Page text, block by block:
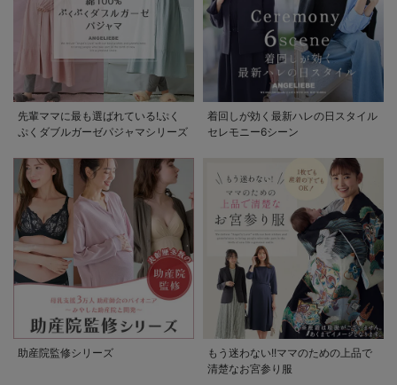
先輩ママに最も選ばれている!ぷく
ぷくダブルガーゼパジャマシリーズ
着回しが効く最新ハレの日スタイル
セレモニー6シーン
助産院監修シリーズ
もう迷わない!!ママのための上品で
清楚なお宮参り服